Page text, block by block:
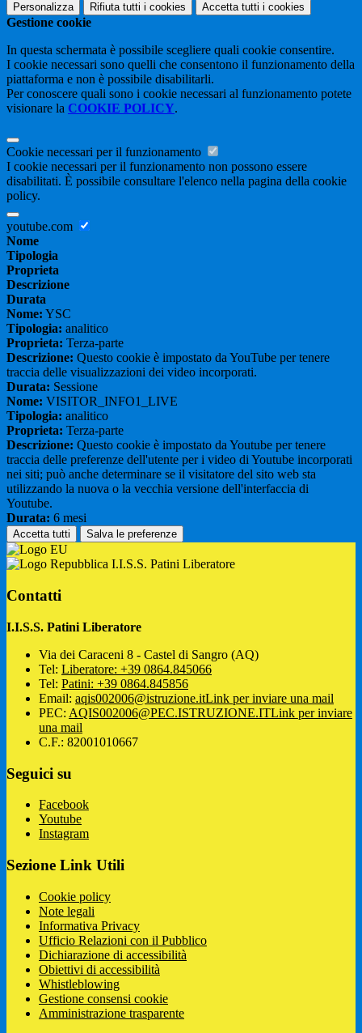
Personalizza Rifiuta tutti i cookies Accetta tutti i cookies
Gestione cookie
In questa schermata è possibile scegliere quali cookie consentire.
I cookie necessari sono quelli che consentono il funzionamento della
piattaforma e non è possibile disabilitarli.
Per conoscere quali sono i cookie necessari al funzionamento potete
visionare la COOKIE POLICY.
Cookie necessari per il funzionamento
I cookie necessari per il funzionamento non possono essere
disabilitati. È possibile consultare l'elenco nella pagina della cookie
policy.
youtube.com
Nome
Tipologia
Proprieta
Descrizione
Durata
Nome: YSC
Tipologia: analitico
Proprieta: Terza-parte
Descrizione: Questo cookie è impostato da YouTube per tenere
traccia delle visualizzazioni dei video incorporati.
Durata: Sessione
Nome: VISITOR_INFO1_LIVE
Tipologia: analitico
Proprieta: Terza-parte
Descrizione: Questo cookie è impostato da Youtube per tenere
traccia delle preferenze dell'utente per i video di Youtube incorporati
nei siti; può anche determinare se il visitatore del sito web sta
utilizzando la nuova o la vecchia versione dell'interfaccia di
Youtube.
Durata: 6 mesi
Accetta tutti Salva le preferenze
I.I.S.S. Patini Liberatore
Contatti
I.I.S.S. Patini Liberatore
Via dei Caraceni 8 - Castel di Sangro (AQ)
Tel: Liberatore: +39 0864.845066
Tel: Patini: +39 0864.845856
Email: aqis002006@istruzione.itLink per inviare una mail
PEC: AQIS002006@PEC.ISTRUZIONE.ITLink per inviare
una mail
C.F.: 82001010667
Seguici su
Facebook
Youtube
Instagram
Sezione Link Utili
Cookie policy
Note legali
Informativa Privacy
Ufficio Relazioni con il Pubblico
Dichiarazione di accessibilità
Obiettivi di accessibilità
Whistleblowing
Gestione consensi cookie
Amministrazione trasparente